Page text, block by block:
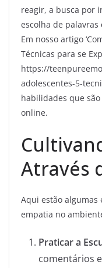
reagir, a busca por
escolha de
Em nosso artigo
Técnicas para se
https://
adolescentes-5-
habilidades que
online.
Através
Aqui estão algumas
empatia no
Praticar a
comentários